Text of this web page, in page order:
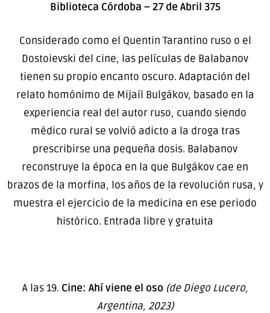
Biblioteca Córdoba – 27 de Abril 375
Considerado como el Quentin Tarantino ruso o el
Dostoievski del cine, las películas de Balabanov
tienen su propio encanto oscuro. Adaptación del
relato homónimo de Mijaíl Bulgákov, basado en la
experiencia real del autor ruso, cuando siendo
médico rural se volvió adicto a la droga tras
prescribirse una pequeña dosis. Balabanov
reconstruye la época en la que Bulgákov cae en
brazos de la morfina, los años de la revolución rusa, y
muestra el ejercicio de la medicina en ese periodo
histórico. Entrada libre y gratuita
A las 19. Cine: Ahí viene el oso (de Diego Lucero,
Argentina, 2023)